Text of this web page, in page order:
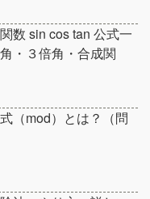
数 sin cos tan 公式一
・３倍角・合成関
（mod）とは？（問